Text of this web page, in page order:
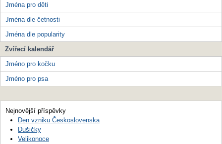
Jména pro děti
Jména dle četnosti
Jména dle popularity
Zvířecí kalendář
Jméno pro kočku
Jméno pro psa
Nejnovější příspěvky
Den vzniku Československa
Dušičky
Velikonoce